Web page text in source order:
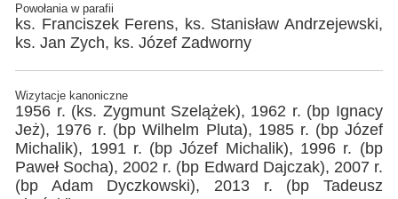
Powołania w parafii
ks. Franciszek Ferens, ks. Stanisław Andrzejewski,
ks. Jan Zych, ks. Józef Zadworny
Wizytacje kanoniczne
1956 r. (ks. Zygmunt Szelążek), 1962 r. (bp Ignacy
Jeż), 1976 r. (bp Wilhelm Pluta), 1985 r. (bp Józef
Michalik), 1991 r. (bp Józef Michalik), 1996 r. (bp
Paweł Socha), 2002 r. (bp Edward Dajczak), 2007 r.
(bp Adam Dyczkowski), 2013 r. (bp Tadeusz